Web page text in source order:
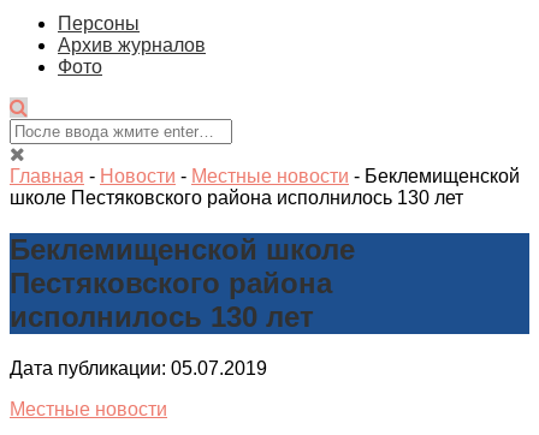
Персоны
Архив журналов
Фото
Главная - Новости - Местные новости - Беклемищенской
школе Пестяковского района исполнилось 130 лет
Беклемищенской школе
Пестяковского района
исполнилось 130 лет
Дата публикации: 05.07.2019
Местные новости